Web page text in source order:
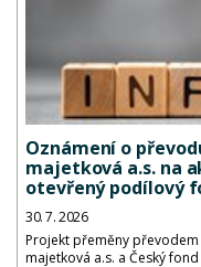
Oznámení o
majetková a.s. na
otevřený podílový
30. 7. 2026
Projekt přeměny převodem
majetková a.s. a Český